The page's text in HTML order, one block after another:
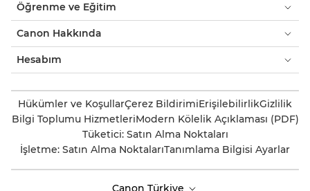
Öğrenme ve Eğitim
Canon Hakkında
Hesabım
Hükümler ve KoşullarÇerez BildirimiErişilebilirlikGizlilik
Bilgi Toplumu HizmetleriModern Kölelik Açıklaması (PDF)
Tüketici: Satın Alma Noktaları
İşletme: Satın Alma NoktalarıTanımlama Bilgisi Ayarlar
Canon Türkiye